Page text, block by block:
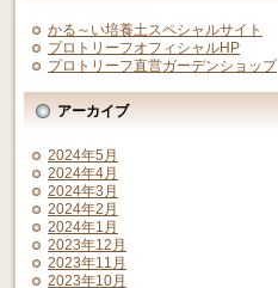
かる～い培養土スペシャルサイト
プロトリーフオフィシャルHP
プロトリーフ直営ガーデンショップ
アーカイブ
2024年5月
2024年4月
2024年3月
2024年2月
2024年1月
2023年12月
2023年11月
2023年10月